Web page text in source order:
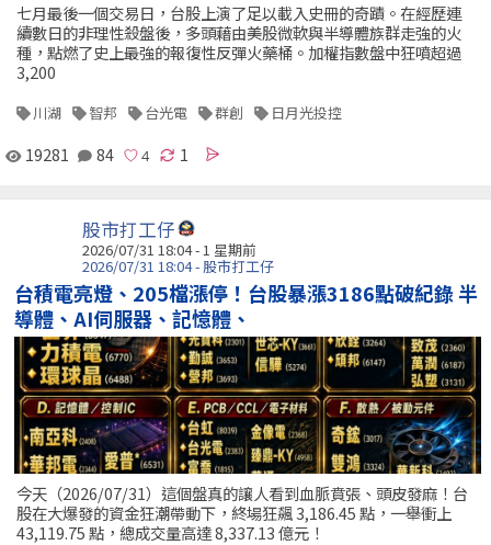
七月最後一個交易日，台股上演了足以載入史冊的奇蹟。在經歷連
續數日的非理性殺盤後，多頭藉由美股微軟與半導體族群走強的火
種，點燃了史上最強的報復性反彈火藥桶。加權指數盤中狂噴超過
3,200
川湖 智邦 台光電 群創 日月光投控
19281 84 1
股市打工仔
2026/07/31 18:04 - 1 星期前
2026/07/31 18:04 - 股市打工仔
台積電亮燈、205檔漲停！台股暴漲3186點破紀錄 半
導體、AI伺服器、記憶體、
今天（2026/07/31）這個盤真的讓人看到血脈賁張、頭皮發麻！台
股在大爆發的資金狂潮帶動下，終場狂飆 3,186.45 點，一舉衝上
43,119.75 點，總成交量高達 8,337.13 億元！